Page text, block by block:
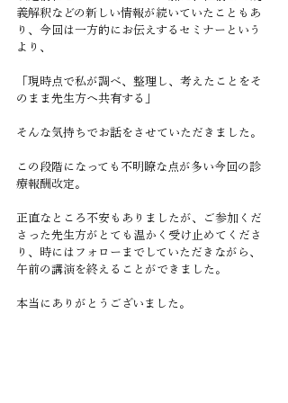
義解釈などの新しい情報が続いていたこともあ
り、今回は一方的にお伝えするセミナーという
より、
「現時点で私が調べ、整理し、考えたことをそ
のまま先生方へ共有する」
そんな気持ちでお話をさせていただきました。
この段階になっても不明瞭な点が多い今回の診
療報酬改定。
正直なところ不安もありましたが、ご参加くだ
さった先生方がとても温かく受け止めてくださ
り、時にはフォローまでしていただきながら、
午前の講演を終えることができました。
本当にありがとうございました。